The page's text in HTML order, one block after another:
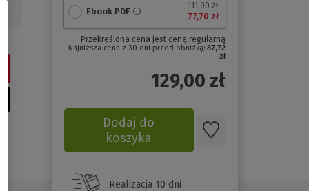
Ebook PDF
111,00 zł
77,70 zł
Przekreślona cena jest ceną regularną
Najniższa cena z 30 dni przed obniżką: 87,72
zł
129,00 zł
Dodaj do
koszyka
Realizacja 10 dni